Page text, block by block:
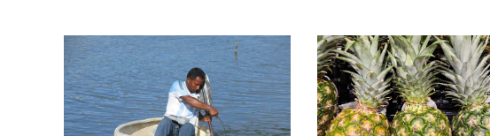
Catch & Culture Review: Is the shrimp disease AHPND spread by an
Los fitoquímicos de la